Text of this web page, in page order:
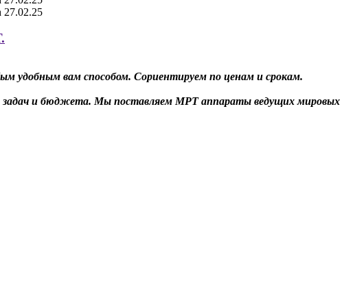
удобным вам способом. Сориентируем по ценам и срокам.
задач и бюджета. Мы поставляем МРТ аппараты ведущих мировых